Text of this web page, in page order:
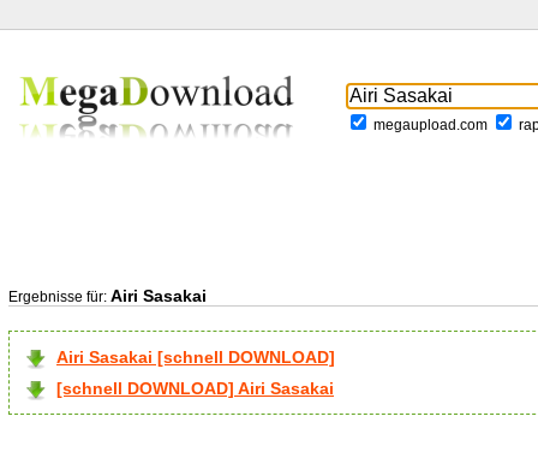
megaupload.com
Ergebnisse für: Airi Sasakai
Airi Sasakai [schnell DOWNLOAD]
[schnell DOWNLOAD] Airi Sasakai